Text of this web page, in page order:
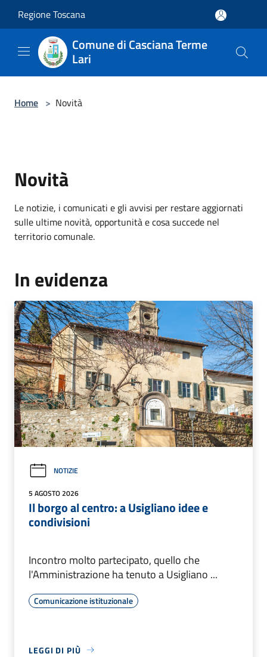
Regione Toscana
Comune di Casciana Terme
Lari
Home > Novità
Novità
Le notizie, i comunicati e gli avvisi per restare aggiornati
sulle ultime novità, opportunità e cosa succede nel
territorio comunale.
In evidenza
NOTIZIE
5 AGOSTO 2026
Il borgo al centro: a Usigliano idee e
condivisioni
Incontro molto partecipato, quello che
l'Amministrazione ha tenuto a Usigliano ...
Comunicazione istituzionale
LEGGI DI PIÙ